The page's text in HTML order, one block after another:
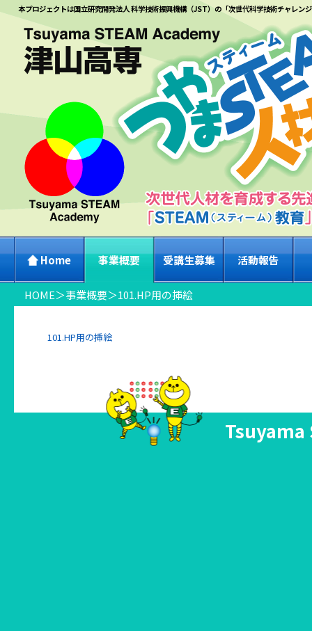
本プロジェクトは国立研究開発法人 科学技術振興機構（JST）の「次世代科学技術チャレン
Home 事業概要 受講生募集 活動報告
HOME＞事業概要＞101.HP用の挿絵
101.HP用の挿絵
Tsuyama